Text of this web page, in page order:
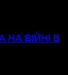
НА ВІЙНІ В